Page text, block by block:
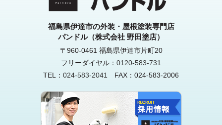
福島県伊達市の外装・屋根塗装専門店
パンドル（株式会社 野田塗店）
〒960-0461 福島県伊達市片町20
フリーダイヤル： 0120-583-731
TEL： 024-583-2041 FAX：024-583-2006